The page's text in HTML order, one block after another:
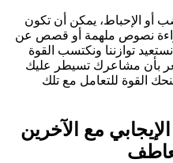
أو الإحباط، يمكن أن تكون
قراءة نصوص ملهمة أو قصص عن
توازننا ونكتسب القوة
بأن مشاعرك تسيطر عليك
القوة للتعامل مع تلك
مع الآخرين